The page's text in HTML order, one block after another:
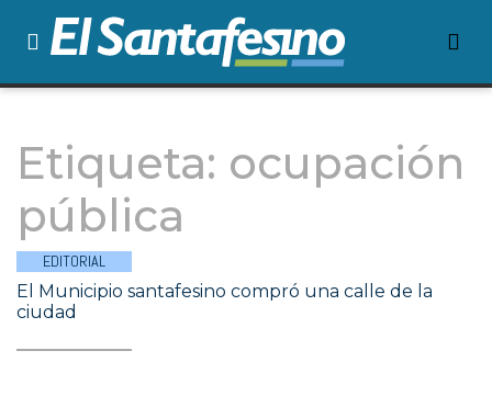
Etiqueta: ocupación
pública
EDITORIAL
El Municipio santafesino compró una calle de la
ciudad